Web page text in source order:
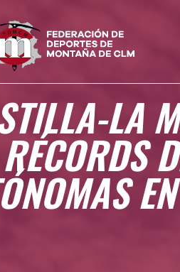
LA
RÉCORDS